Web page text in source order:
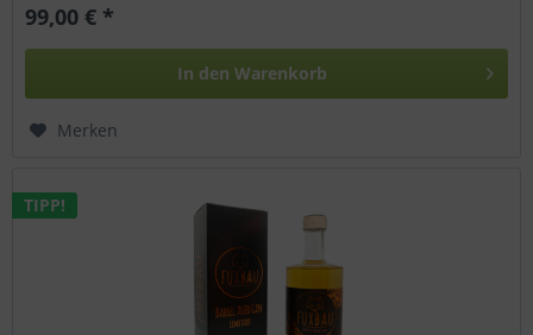
99,00 € *
In den Warenkorb
Merken
TIPP!